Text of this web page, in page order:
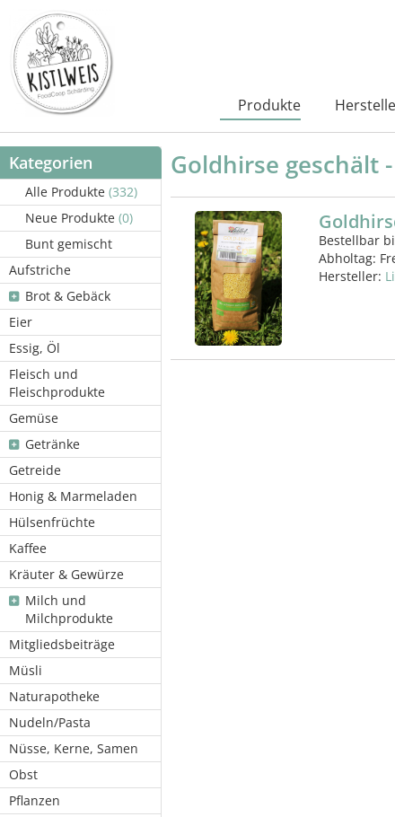
Produkte
Kategorien
Alle Produkte (332)
Neue Produkte (0)
Bunt gemischt
Aufstriche
Brot & Gebäck
Eier
Essig, Öl
Fleisch und
Fleischprodukte
Gemüse
Getränke
Getreide
Honig & Marmeladen
Hülsenfrüchte
Kaffee
Kräuter & Gewürze
Milch und
Milchprodukte
Mitgliedsbeiträge
Müsli
Naturapotheke
Nudeln/Pasta
Nüsse, Kerne, Samen
Obst
Pflanzen
Goldhirse geschält
Bestellbar
Abholtag:
Hersteller: